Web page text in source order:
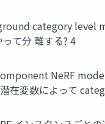
category
て分 離する? 4
NeRF
在変数によって